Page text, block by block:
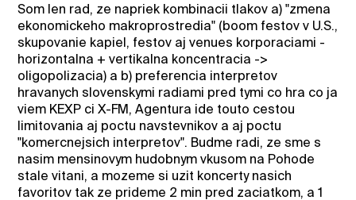
Som len rad, ze napriek kombinacii tlakov a) "zmena
ekonomickeho makroprostredia" (boom festov v U.S.,
skupovanie kapiel, festov aj venues korporaciami -
horizontalna + vertikalna koncentracia ->
oligopolizacia) a b) preferencia interpretov
hravanych slovenskymi radiami pred tymi co hra co ja
viem KEXP ci X-FM, Agentura ide touto cestou
limitovania aj poctu navstevnikov a aj poctu
"komercnejsich interpretov". Budme radi, ze sme s
nasim mensinovym hudobnym vkusom na Pohode
stale vitani, a mozeme si uzit koncerty nasich
favoritov tak ze prideme 2 min pred zaciatkom, a 1